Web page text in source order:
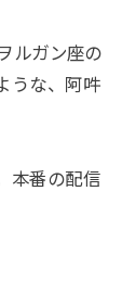
ルガン座の
うな、阿吽
本番の配信